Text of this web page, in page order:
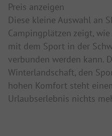
Preis anzeigen
Diese kleine Auswahl an
Campingplätzen zeigt,
mit dem Sport in der
verbunden werden kann.
Winterlandschaft, den
hohen Komfort steht
Urlaubserlebnis nichts